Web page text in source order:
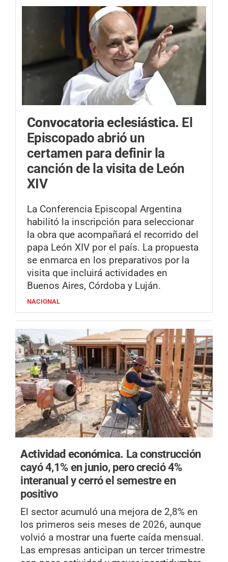
Convocatoria eclesiástica. El
Episcopado abrió un
certamen para definir la
canción de la visita de León
XIV
La Conferencia Episcopal Argentina
habilitó la inscripción para seleccionar
la obra que acompañará el recorrido del
papa León XIV por el país. La propuesta
se enmarca en los preparativos por la
visita que incluirá actividades en
Buenos Aires, Córdoba y Luján.
NACIONAL
Actividad económica. La construcción
cayó 4,1% en junio, pero creció 4%
interanual y cerró el semestre en
positivo
El sector acumuló una mejora de 2,8% en
los primeros seis meses de 2026, aunque
volvió a mostrar una fuerte caída mensual.
Las empresas anticipan un tercer trimestre